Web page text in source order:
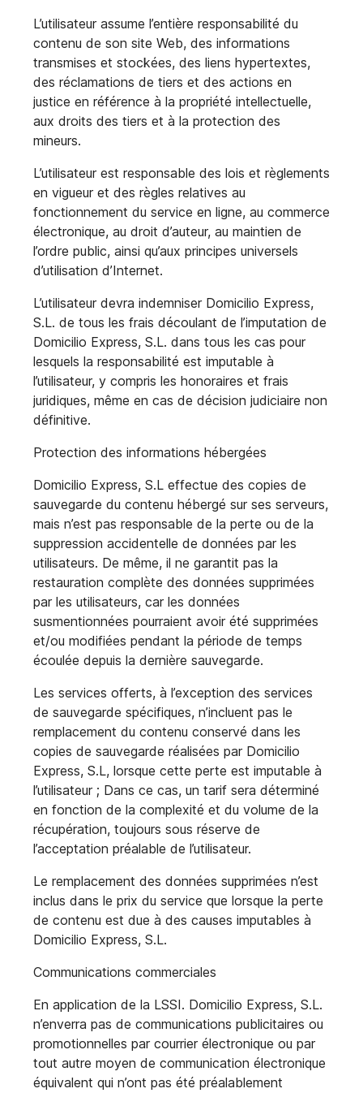
L’utilisateur assume l’entière responsabilité du
contenu de son site Web, des informations
transmises et stockées, des liens hypertextes,
des réclamations de tiers et des actions en
justice en référence à la propriété intellectuelle,
aux droits des tiers et à la protection des
mineurs.
L’utilisateur est responsable des lois et règlements
en vigueur et des règles relatives au
fonctionnement du service en ligne, au commerce
électronique, au droit d’auteur, au maintien de
l’ordre public, ainsi qu’aux principes universels
d’utilisation d’Internet.
L’utilisateur devra indemniser Domicilio Express,
S.L. de tous les frais découlant de l’imputation de
Domicilio Express, S.L. dans tous les cas pour
lesquels la responsabilité est imputable à
l’utilisateur, y compris les honoraires et frais
juridiques, même en cas de décision judiciaire non
définitive.
Protection des informations hébergées
Domicilio Express, S.L effectue des copies de
sauvegarde du contenu hébergé sur ses serveurs,
mais n’est pas responsable de la perte ou de la
suppression accidentelle de données par les
utilisateurs. De même, il ne garantit pas la
restauration complète des données supprimées
par les utilisateurs, car les données
susmentionnées pourraient avoir été supprimées
et/ou modifiées pendant la période de temps
écoulée depuis la dernière sauvegarde.
Les services offerts, à l’exception des services
de sauvegarde spécifiques, n’incluent pas le
remplacement du contenu conservé dans les
copies de sauvegarde réalisées par Domicilio
Express, S.L, lorsque cette perte est imputable à
l’utilisateur ; Dans ce cas, un tarif sera déterminé
en fonction de la complexité et du volume de la
récupération, toujours sous réserve de
l’acceptation préalable de l’utilisateur.
Le remplacement des données supprimées n’est
inclus dans le prix du service que lorsque la perte
de contenu est due à des causes imputables à
Domicilio Express, S.L.
Communications commerciales
En application de la LSSI. Domicilio Express, S.L.
n’enverra pas de communications publicitaires ou
promotionnelles par courrier électronique ou par
tout autre moyen de communication électronique
équivalent qui n’ont pas été préalablement